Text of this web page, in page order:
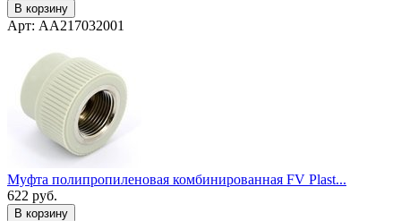
В корзину
Арт: AA217032001
Муфта полипропиленовая комбинированная FV Plast...
622 руб.
В корзину